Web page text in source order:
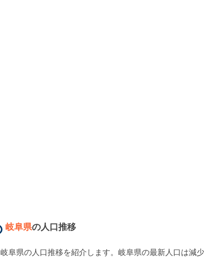
岐阜県の人口推移
岐阜県の人口推移を紹介します。 岐阜県の最新人口は減